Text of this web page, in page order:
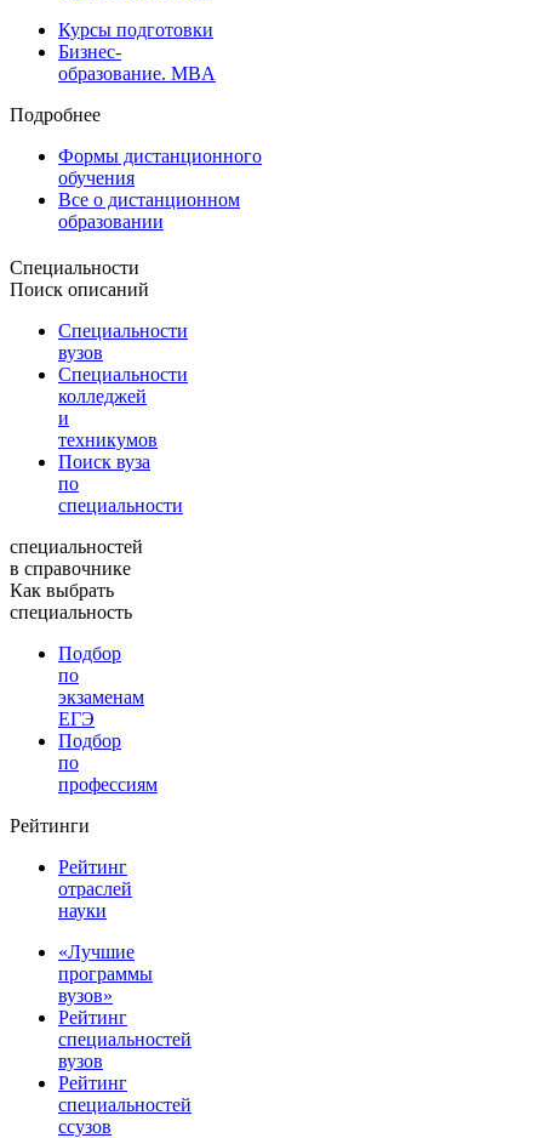
Курсы подготовки
Бизнес-
образование. MBA
Подробнее
Формы дистанционного
обучения
Все о дистанционном
образовании
Специальности
Поиск описаний
Специальности
вузов
Специальности
колледжей
и
техникумов
Поиск вуза
по
специальности
специальностей
в справочнике
Как выбрать
специальность
Подбор
по
экзаменам
ЕГЭ
Подбор
по
профессиям
Рейтинги
Рейтинг
отраслей
науки
«Лучшие
программы
вузов»
Рейтинг
специальностей
вузов
Рейтинг
специальностей
ссузов